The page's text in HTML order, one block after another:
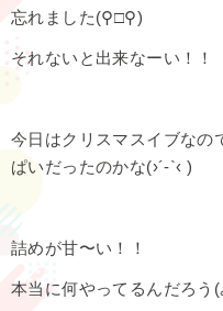
忘れました(⚲□⚲)
それないと出来なーい！！
今日はクリスマスイブなの
ぱいだったのかな(›´-`‹ )
詰めが甘〜い！！
本当に何やってるんだろう(